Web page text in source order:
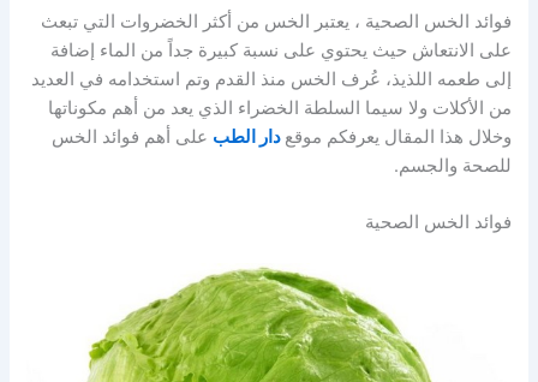
فوائد الخس الصحية ، يعتبر الخس من أكثر الخضروات التي تبعث
على الانتعاش حيث يحتوي على نسبة كبيرة جداً من الماء إضافة
إلى طعمه اللذيذ، عُرف الخس منذ القدم وتم استخدامه في العديد
من الأكلات ولا سيما السلطة الخضراء الذي يعد من أهم مكوناتها
وخلال هذا المقال يعرفكم موقع دار الطب على أهم فوائد الخس
للصحة والجسم.
فوائد الخس الصحية